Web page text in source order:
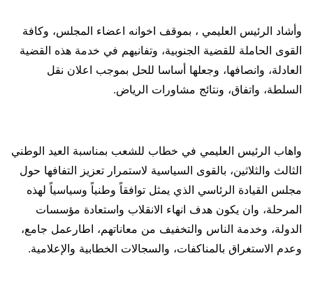
وأشاد الرئيس العليمي ، بموقف اخوانه اعضاء المجلس، وكافة
القوى الحاملة للقضية الجنوبية، وتفانيهم في خدمة هذه القضية
العادلة، وانصافها، وجعلها أساسا للحل بموجب اعلان نقل
السلطة، واتفاق، ونتائج مشاورات الرياض.
واهاب الرئيس العليمي في خطاب للشعب بمناسبة العيد الوطني
الثالث والثلاثين، بالقوى السياسية لاستمرار تعزيز التفافها حول
مجلس القيادة الرئاسي الذي يمثل توافقاً وطنياً وسياسياً لهذه
المرحلة، وان يكون هدف انهاء الانقلاب واستعادة مؤسسات
الدولة، وخدمة الناس والتخفيف من معاناتهم، اطارعمل جامع،
وعدم الاستغراق بالمناكفات، والسجالات الخطابية والإعلامية.